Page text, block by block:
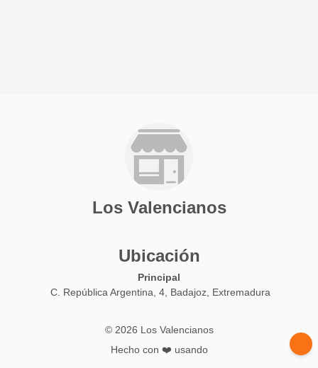
Los Valencianos
Ubicación
Principal
C. República Argentina, 4, Badajoz, Extremadura
© 2026 Los Valencianos
Hecho con ❤️ usando